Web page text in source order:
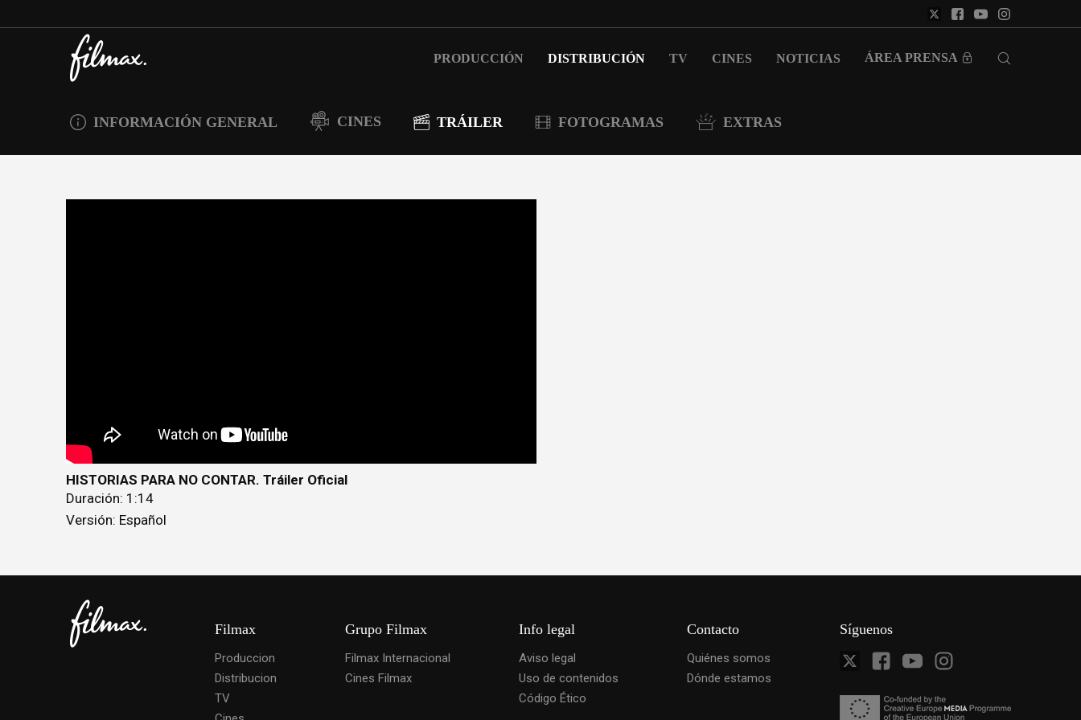
PRODUCCIÓN DISTRIBUCIÓN TV CINES NOTICIAS ÁREA PRENSA
INFORMACIÓN GENERAL CINES TRÁILER FOTOGRAMAS EXTRAS
HISTORIAS PARA NO CONTAR. Tráiler Oficial
Duración: 1:14
Versión: Español
Filmax
Produccion
Distribucion
TV
Grupo Filmax
Filmax Internacional
Cines Filmax
Info legal
Aviso legal
Uso de contenidos
Código Ético
Contacto
Quiénes somos
Dónde estamos
Síguenos